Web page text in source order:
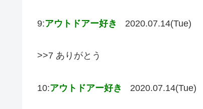
9:アウトドアー好き 2020.07.14(Tue)
>>7 ありがとう
10:アウトドアー好き 2020.07.14(Tue)